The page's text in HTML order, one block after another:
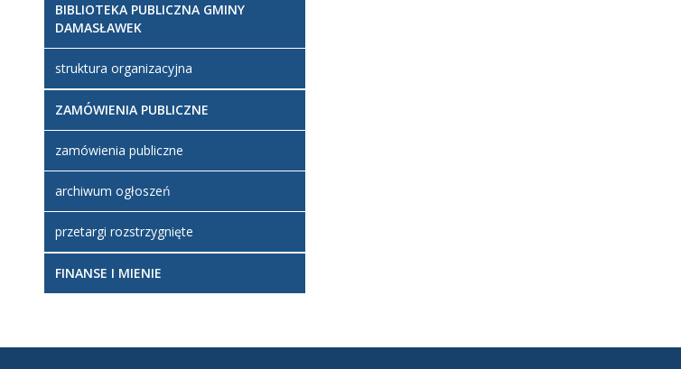
BIBLIOTEKA PUBLICZNA GMINY
DAMASŁAWEK
struktura organizacyjna
ZAMÓWIENIA PUBLICZNE
zamówienia publiczne
archiwum ogłoszeń
przetargi rozstrzygnięte
FINANSE I MIENIE